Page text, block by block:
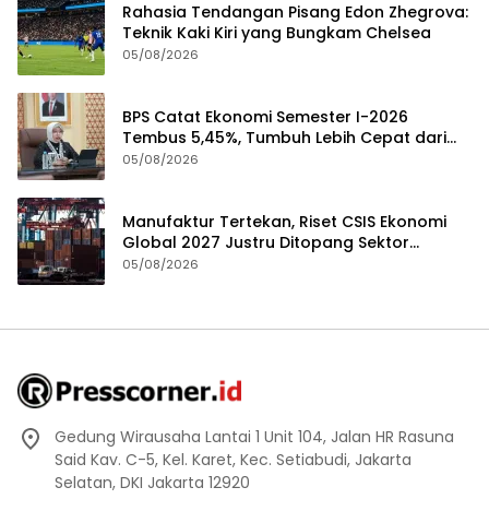
Rahasia Tendangan Pisang Edon Zhegrova:
Teknik Kaki Kiri yang Bungkam Chelsea
05/08/2026
BPS Catat Ekonomi Semester I-2026
Tembus 5,45%, Tumbuh Lebih Cepat dari
Tahun 2025
05/08/2026
Manufaktur Tertekan, Riset CSIS Ekonomi
Global 2027 Justru Ditopang Sektor
Teknologi
05/08/2026
Gedung Wirausaha Lantai 1 Unit 104, Jalan HR Rasuna
Said Kav. C-5, Kel. Karet, Kec. Setiabudi, Jakarta
Selatan, DKI Jakarta 12920